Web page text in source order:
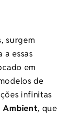
surgem
a essas
em
de
infinitas
Ambient, que